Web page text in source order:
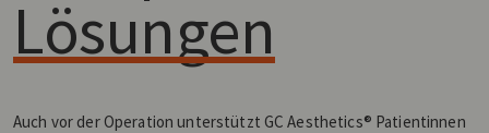
Lösungen
Auch vor der Operation unterstützt GC Aesthetics® Patientinnen